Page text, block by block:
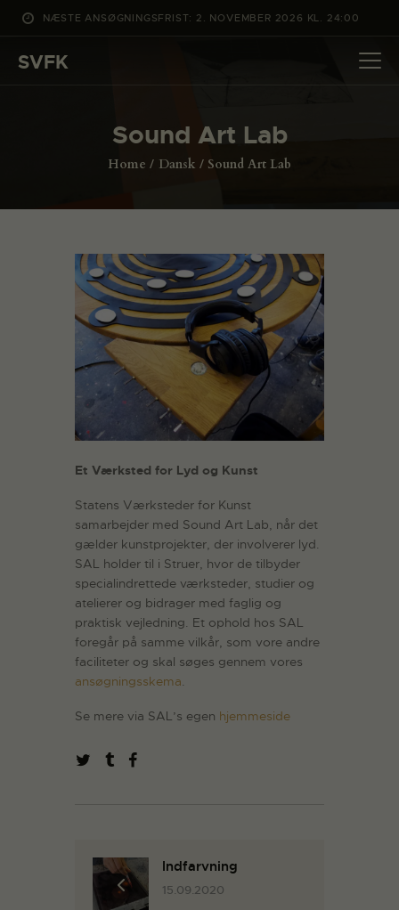
NÆSTE ANSØGNINGSFRIST: 2. NOVEMBER 2026 KL. 24:00
SVFK
Sound Art Lab
Home Dansk Sound Art Lab
DET SKER
ANSØG
ENGLISH
Et Værksted for Lyd og Kunst
Statens Værksteder for Kunst
samarbejder med Sound Art Lab, når det
gælder kunstprojekter, der involverer lyd.
SAL holder til i Struer, hvor de tilbyder
specialindrettede værksteder, studier og
atelierer og bidrager med faglig og
praktisk vejledning. Et ophold hos SAL
foregår på samme vilkår, som vore andre
faciliteter og skal søges gennem vores
ansøgningsskema.
Se mere via SAL’s egen hjemmeside
Indfarvning
15.09.2020